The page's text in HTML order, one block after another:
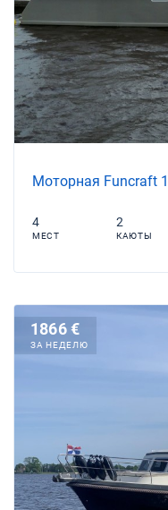
Моторная Funcraft
4
МЕСТ
2
КАЮТЫ
1866 €
ЗА НЕДЕЛЮ